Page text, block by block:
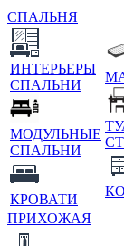
СПАЛЬНЯ
ИНТЕРЬЕРЫ
СПАЛЬНИ
МОДУЛЬНЫЕ
СПАЛЬНИ
КРОВАТИ
ПРИХОЖАЯ